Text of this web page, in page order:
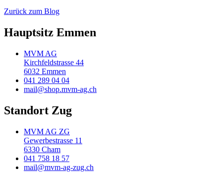
Zurück zum Blog
Hauptsitz Emmen
MVM AG
Kirchfeldstrasse 44
6032 Emmen
041 289 04 04
mail@shop.mvm-ag.ch
Standort Zug
MVM AG ZG
Gewerbestrasse 11
6330 Cham
041 758 18 57
mail@mvm-ag-zug.ch